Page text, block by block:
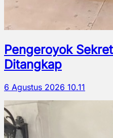
Pengeroyok
Ditangkap
6 Agustus 2026 10.11